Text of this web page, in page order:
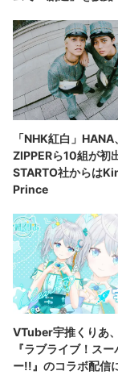
「NHK紅白」
ZIPPERら10組が初
STARTO社からは
Prince
VTuber宇推くりあ
『ラブライブ！スー
ー!!』のコラボ配信